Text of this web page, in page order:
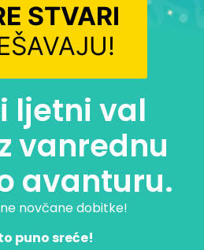
STVARI
ljetni val
vanrednu
avanturu.
novčane dobitke!
puno sreće!